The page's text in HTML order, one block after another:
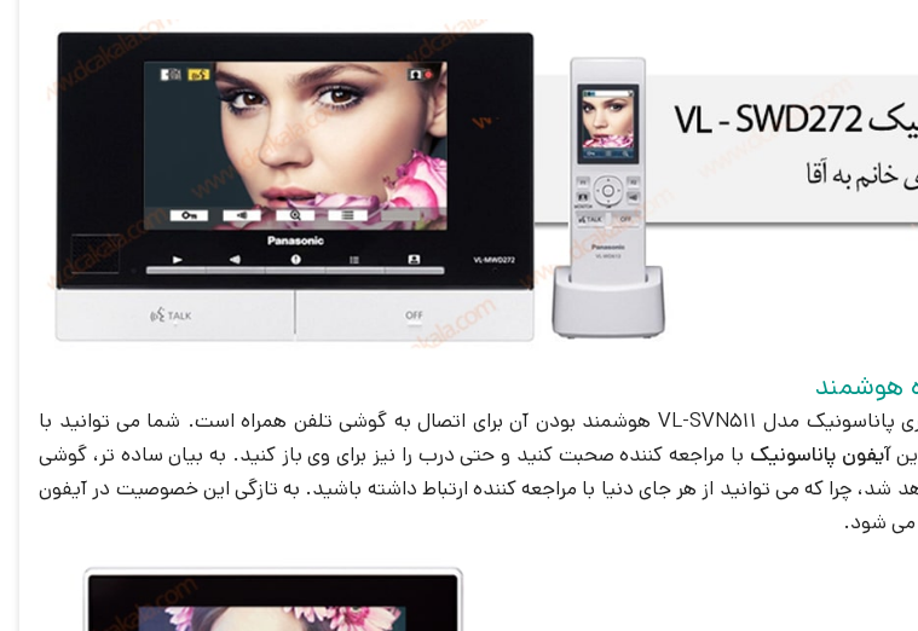
هوشمند
از اصلی ترین ویژگی های آیفون تصویری پاناسونیک مدل VL-SVN511 هوشمند بودن آن برای اتصال به گوشی تلفن همراه است. شما می توانید با
آیفون پاناسونیک با مراجعه کننده صحبت کنید و حتی درب را نیز برای وی باز کنید. به بیان ساده تر، گوشی
شد، چرا که می توانید از هر جای دنیا با مراجعه کننده ارتباط داشته باشید. به تازگی این خصوصیت در آیفون